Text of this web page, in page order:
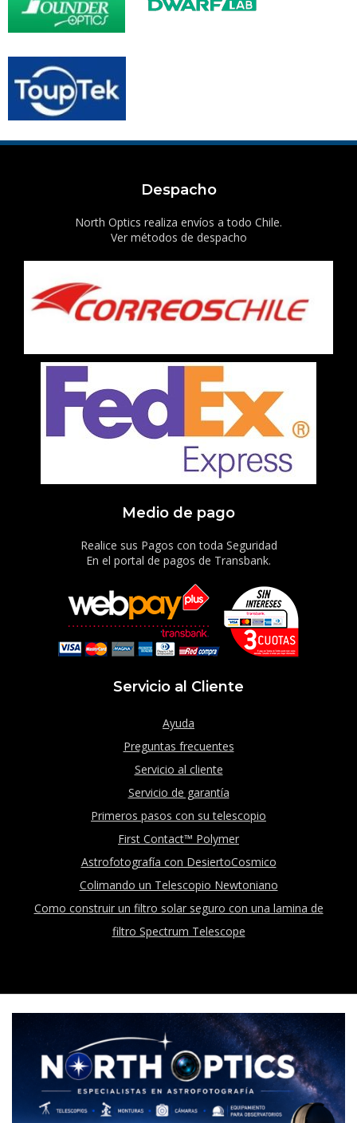
Despacho
North Optics realiza envíos a todo Chile.
Ver métodos de despacho
Medio de pago
Realice sus Pagos con toda Seguridad
En el portal de pagos de Transbank.
Servicio al Cliente
Ayuda
Preguntas frecuentes
Servicio al cliente
Servicio de garantía
Primeros pasos con su telescopio
First Contact™ Polymer
Astrofotografía con DesiertoCosmico
Colimando un Telescopio Newtoniano
Como construir un filtro solar seguro con una lamina de
filtro Spectrum Telescope